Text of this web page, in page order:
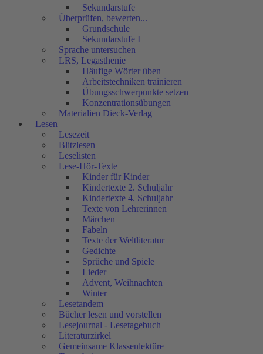
Sekundarstufe
Überprüfen, bewerten...
Grundschule
Sekundarstufe I
Sprache untersuchen
LRS, Legasthenie
Häufige Wörter üben
Arbeitstechniken trainieren
Übungsschwerpunkte setzen
Konzentrationsübungen
Materialien Dieck-Verlag
Lesen
Lesezeit
Blitzlesen
Leselisten
Lese-Hör-Texte
Kinder für Kinder
Kindertexte 2. Schuljahr
Kindertexte 4. Schuljahr
Texte von Lehrerinnen
Märchen
Fabeln
Texte der Weltliteratur
Gedichte
Sprüche und Spiele
Lieder
Advent, Weihnachten
Winter
Lesetandem
Bücher lesen und vorstellen
Lesejournal - Lesetagebuch
Literaturzirkel
Gemeinsame Klassenlektüre